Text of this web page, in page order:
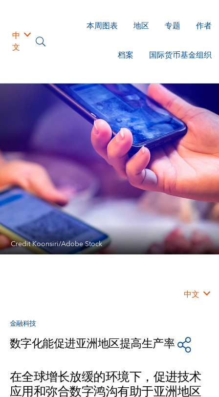
中
文
本周图表 地区 专题 作者
档案 国际货币基金组织
Credit Koonsiri/Adobe Stock
中文
金融科技
数字化能促进亚洲地区提高生产率
在全球增长放缓的环境下，促进技术
应用和弥合数字鸿沟有助于亚洲地区